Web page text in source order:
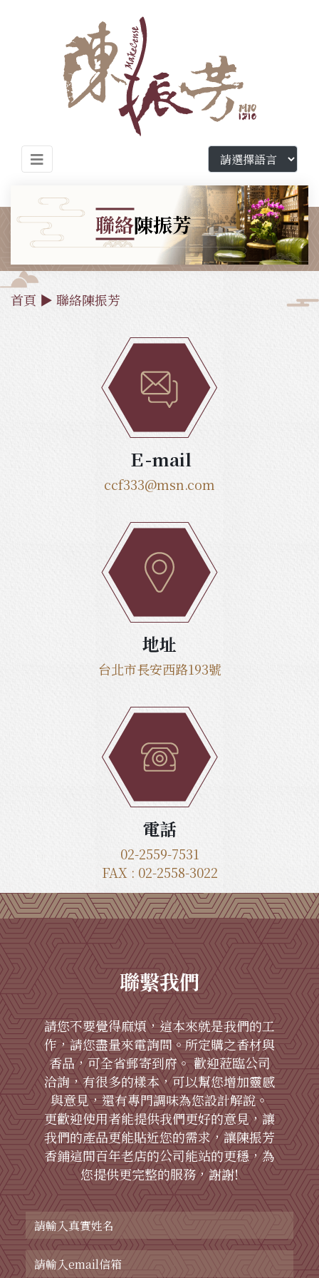
聯絡陳振芳
首頁 ▶ 聯絡陳振芳
Ｅ-mail
ccf333@msn.com
地址
台北市長安西路193號
電話
02-2559-7531
FAX : 02-2558-3022
聯繫我們
請您不要覺得麻煩，這本來就是我們的工
作，請您盡量來電詢問。所定購之香材與
香品，可全省郵寄到府。 歡迎蒞臨公司
洽詢，有很多的樣本，可以幫您增加靈感
與意見，還有專門調味為您設計解說。
更歡迎使用者能提供我們更好的意見，讓
我們的產品更能貼近您的需求，讓陳振芳
香鋪這間百年老店的公司能站的更穩，為
您提供更完整的服務，謝謝!